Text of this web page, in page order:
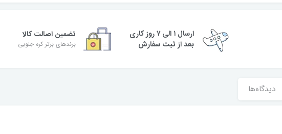
ارسال ۱ الی ۷ روز کاری
بعد از ثبت سفارش
تضمین اصالت کالا
برندهای برتر کره جنوبی
دیدگاه‌ها